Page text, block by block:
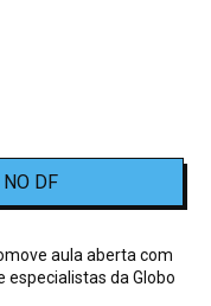
DF
aula aberta com
especialistas da Globo